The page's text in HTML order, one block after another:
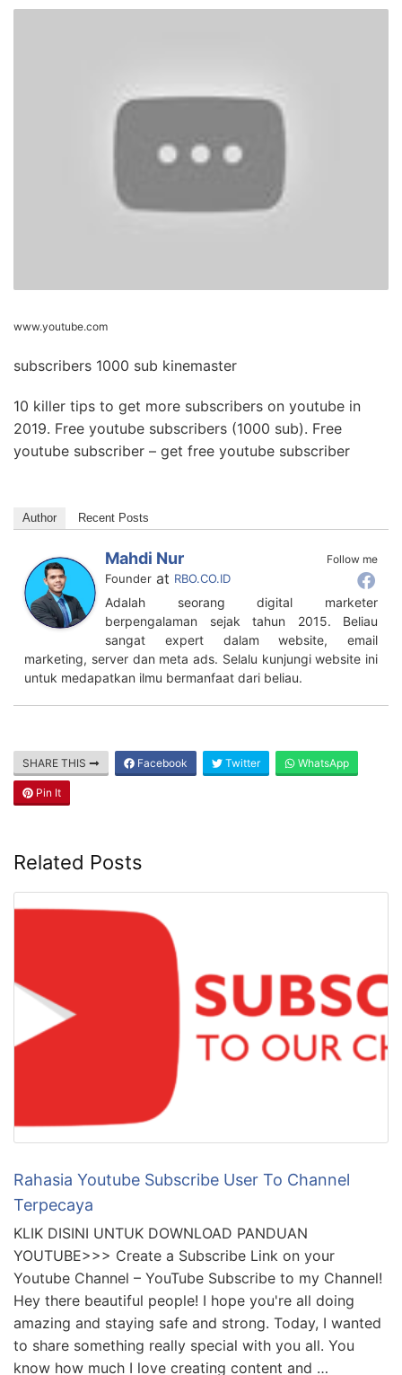
www.youtube.com
subscribers 1000 sub kinemaster
10 killer tips to get more subscribers on youtube in
2019. Free youtube subscribers (1000 sub). Free
youtube subscriber – get free youtube subscriber
Author Recent Posts
Follow me
Mahdi Nur
Founder at RBO.CO.ID
Adalah seorang digital marketer
berpengalaman sejak tahun 2015. Beliau
sangat expert dalam website, email
marketing, server dan meta ads. Selalu kunjungi website ini
untuk medapatkan ilmu bermanfaat dari beliau.
SHARE THIS Facebook Twitter WhatsApp
Pin It
Related Posts
Rahasia Youtube Subscribe User To Channel
Terpecaya
KLIK DISINI UNTUK DOWNLOAD PANDUAN
YOUTUBE>>> Create a Subscribe Link on your
Youtube Channel – YouTube Subscribe to my Channel!
Hey there beautiful people! I hope you're all doing
amazing and staying safe and strong. Today, I wanted
to share something really special with you all. You
know how much I love creating content and …